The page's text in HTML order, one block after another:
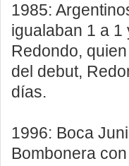
1985:
igualaban 1 a
Redondo,
del debut,
días.
1996: Boca
Bombonera